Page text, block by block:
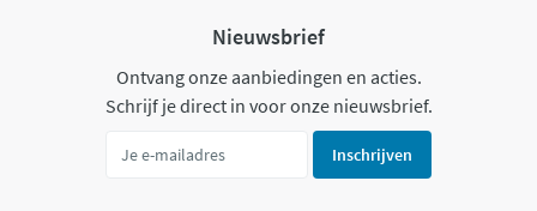
Nieuwsbrief
Ontvang onze aanbiedingen en acties.
Schrijf je direct in voor onze nieuwsbrief.
Inschrijven